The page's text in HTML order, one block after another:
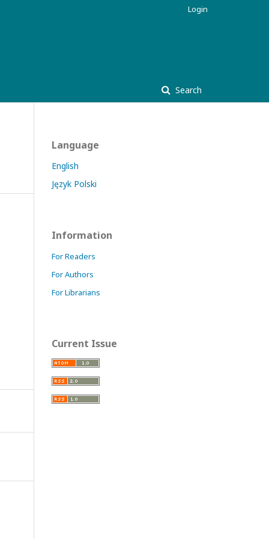
Search
Login
Language
English
Język Polski
Information
For Readers
For Authors
For Librarians
Current Issue